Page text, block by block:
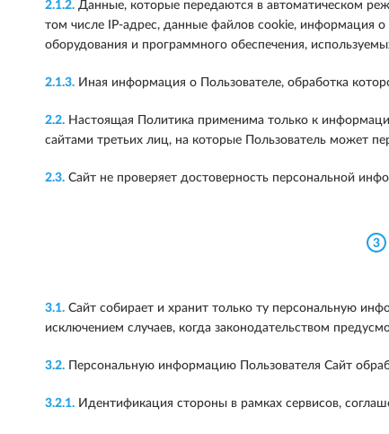
2.1.2. Данные, которые передаются в автоматическом
том числе IP-адрес, данные файлов cookie, информация о
оборудования и программного обеспечения,
2.1.3. Иная информация о Пользователе, обработка
2.2. Настоящая Политика применима только к
сайтами третьих лиц, на которые Пользователь может
2.3. Сайт не проверяет достоверность персональной
3
3.1. Сайт собирает и хранит только ту персональную
исключением случаев, когда законодательством
3.2. Персональную информацию Пользователя Сайт
3.2.1. Идентификация стороны в рамках сервисов,